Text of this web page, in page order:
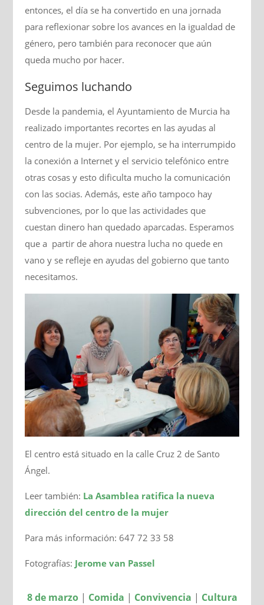
entonces, el día se ha convertido en una jornada
para reflexionar sobre los avances en la igualdad de
género, pero también para reconocer que aún
queda mucho por hacer.
Seguimos luchando
Desde la pandemia, el Ayuntamiento de Murcia ha
realizado importantes recortes en las ayudas al
centro de la mujer. Por ejemplo, se ha interrumpido
la conexión a Internet y el servicio telefónico entre
otras cosas y esto dificulta mucho la comunicación
con las socias. Además, este año tampoco hay
subvenciones, por lo que las actividades que
cuestan dinero han quedado aparcadas. Esperamos
que a partir de ahora nuestra lucha no quede en
vano y se refleje en ayudas del gobierno que tanto
necesitamos.
El centro está situado en la calle Cruz 2 de Santo
Ángel.
Leer también: La Asamblea ratifica la nueva
dirección del centro de la mujer
Para más información: 647 72 33 58
Fotografías: Jerome van Passel
8 de marzo| Comida | Convivencia | Cultura